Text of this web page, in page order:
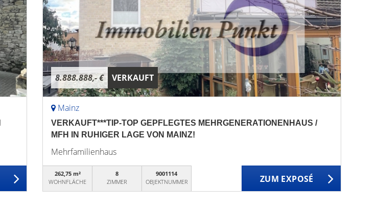
8.888.888,- € VERKAUFT
Mainz
VERKAUFT***TIP-TOP GEPFLEGTES MEHRGENERATIONENHAUS /
MFH IN RUHIGER LAGE VON MAINZ!
Mehrfamilienhaus
262,75 m²
WOHNFLÄCHE
8
ZIMMER
9001114
OBJEKTNUMMER
ZUM EXPOSÉ